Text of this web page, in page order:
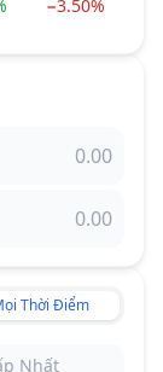
−3.50%
Thời Điểm
Nhất